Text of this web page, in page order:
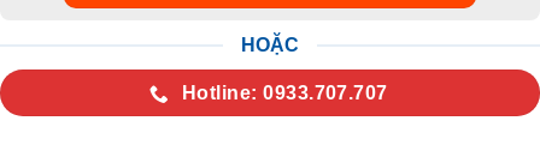
HOẶC
Hotline: 0933.707.707